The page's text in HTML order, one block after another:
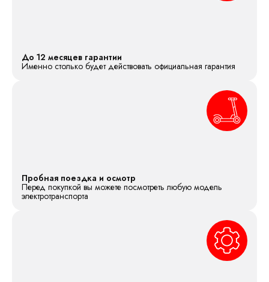
До 12 месяцев гарантии
Именно столько будет действовать официальная гарантия
Пробная поездка и осмотр
Перед покупкой вы можете посмотреть любую модель
электротранспорта